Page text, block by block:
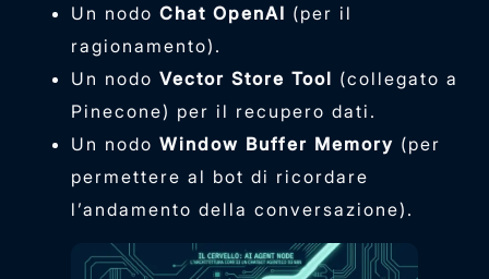
Un nodo Chat OpenAI (per il
ragionamento).
Un nodo Vector Store Tool (collegato a
Pinecone) per il recupero dati.
Un nodo Window Buffer Memory (per
permettere al bot di ricordare
l’andamento della conversazione).